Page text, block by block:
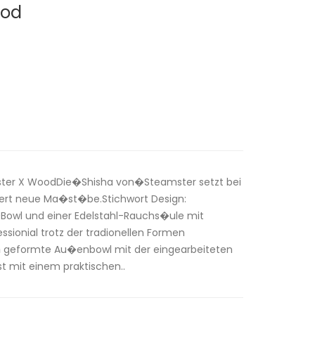
X WoodDie�Shisha von�Steamster setzt bei
neue Ma�st�be.Stichwort Design:
und einer Edelstahl-Rauchs�ule mit
trotz der tradionellen Formen
geformte Au�enbowl mit der eingearbeiteten
mit einem praktischen..